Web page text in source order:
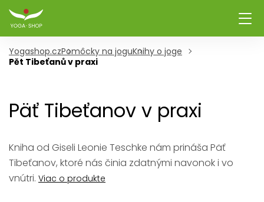
Yogashop.czPomôcky na joguKnihy o joge
Pět Tibeťanů v praxi
Päť Tibeťanov v praxi
Kniha od Giseli Leonie Teschke nám prináša Päť
Tibeťanov, ktoré nás činia zdatnými navonok i vo
vnútri. Viac o produkte